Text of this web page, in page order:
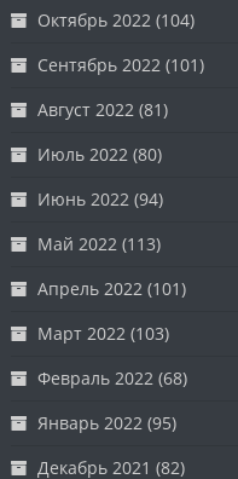
Октябрь 2022 (104)
Сентябрь 2022 (101)
Август 2022 (81)
Июль 2022 (80)
Июнь 2022 (94)
Май 2022 (113)
Апрель 2022 (101)
Март 2022 (103)
Февраль 2022 (68)
Январь 2022 (95)
Декабрь 2021 (82)